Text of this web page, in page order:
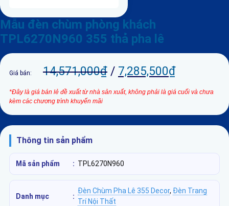
Mẫu đèn chùm phòng khách
TPL6270N960 355 thả pha lê
Giá bán: 14,571,000₫ / 7,285,500₫
*Đây là giá bán lẻ đề xuất từ nhà sản xuất, không phải là giá cuối và chưa
kèm các chương trình khuyến mãi
Thông tin sản phẩm
Mã sản phẩm : TPL6270N960
Danh mục :
Đèn Chùm Pha Lê 355 Decor, Đèn Trang
Trí Nội Thất